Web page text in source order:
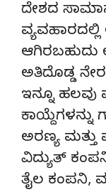
ದೇಶದ
ವ್ಯವಹಾರದಲ್ಲಿ
ಅತಿದೊಡ್ಡ
ಇನ್ನೂ
ಅರಣ್ಯ
ವಿದ್ಯುತ್
ತೈಲ ಕಂಪನಿ,